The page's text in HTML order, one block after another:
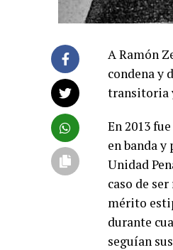
A Ramón
condena y
transitoria
En 2013
en banda
Unidad
caso de
mérito
durante
seguían